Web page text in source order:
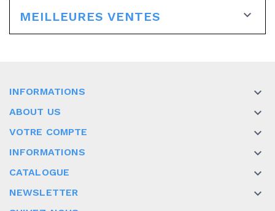
MEILLEURES VENTES 
INFORMATIONS 
ABOUT US 
VOTRE COMPTE 
INFORMATIONS 
CATALOGUE 
NEWSLETTER 